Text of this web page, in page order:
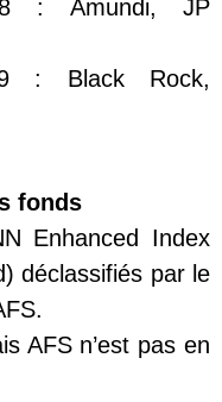
: Amundi, JP
: Black Rock,
fonds
Enhanced Index
déclassifiés par le
AFS n’est pas en